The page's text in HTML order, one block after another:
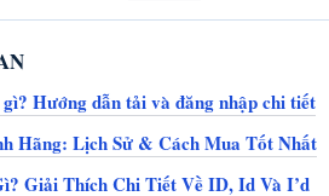
Hướng dẫn tải và đăng nhập chi tiết
Hãng: Lịch Sử & Cách Mua Tốt Nhất
Giải Thích Chi Tiết Về ID, Id Và I’d